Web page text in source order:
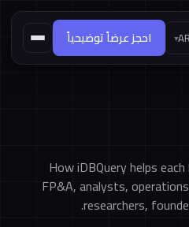
AR
▾ احجز عرضاً توضيحياً
How iDBQuery helps
FP&A, analysts,
researchers,